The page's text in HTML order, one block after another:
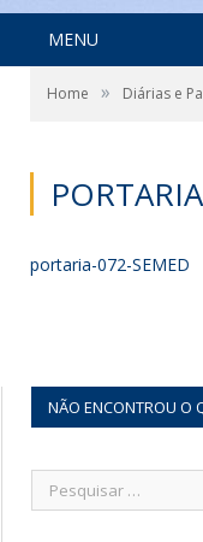
MENU
Home » Diárias e
portaria-072-SEMED
NÃO ENCONTROU O